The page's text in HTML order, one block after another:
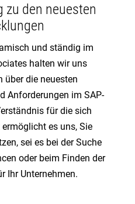
zu den neuesten
und ständig im
halten wir uns
die neuesten
Anforderungen im SAP-
für die sich
es uns, Sie
sei es bei der Suche
oder beim Finden der
Ihr Unternehmen.